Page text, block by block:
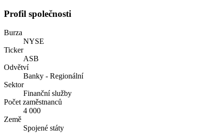
Profil společnosti
Burza
NYSE
Ticker
ASB
Odvětví
Banky - Regionální
Sektor
Finanční služby
Počet zaměstnanců
4 000
Země
Spojené státy